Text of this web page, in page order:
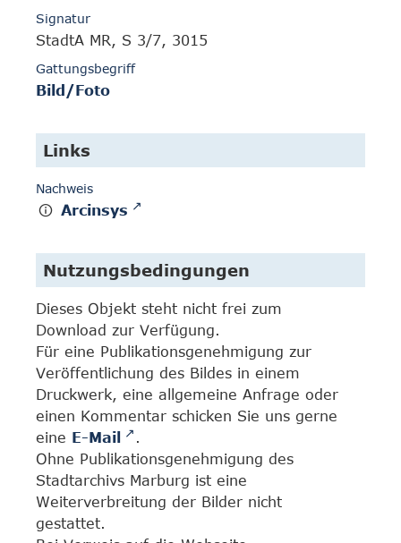
Signatur
StadtA MR, S 3/7, 3015
Gattungsbegriff
Bild/Foto
Links
Nachweis
Arcinsys
Nutzungsbedingungen
Dieses Objekt steht nicht frei zum
Download zur Verfügung.
Für eine Publikationsgenehmigung zur
Veröffentlichung des Bildes in einem
Druckwerk, eine allgemeine Anfrage oder
einen Kommentar schicken Sie uns gerne
eine E-Mail
.
Ohne Publikationsgenehmigung des
Stadtarchivs Marburg ist eine
Weiterverbreitung der Bilder nicht
gestattet.